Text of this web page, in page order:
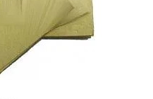
Недоступно